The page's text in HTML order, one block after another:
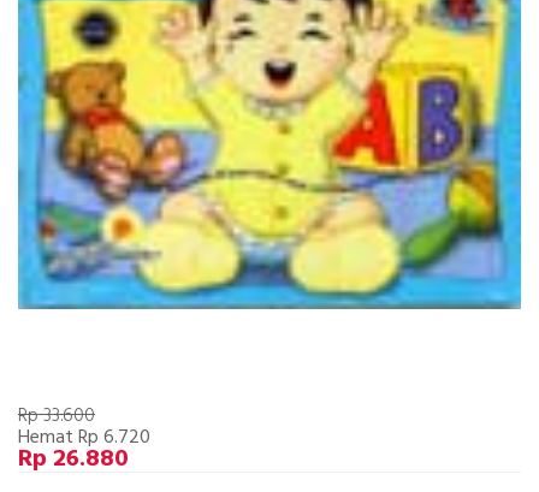
Rp 33.600
Hemat Rp 6.720
Rp 26.880